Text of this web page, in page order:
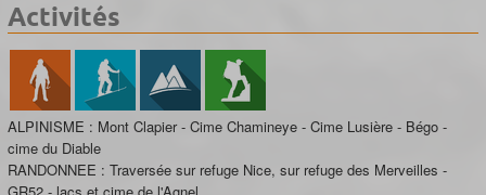
Activités
ALPINISME : Mont Clapier - Cime Chamineye - Cime Lusière - Bégo -
cime du Diable
RANDONNEE : Traversée sur refuge Nice, sur refuge des Merveilles -